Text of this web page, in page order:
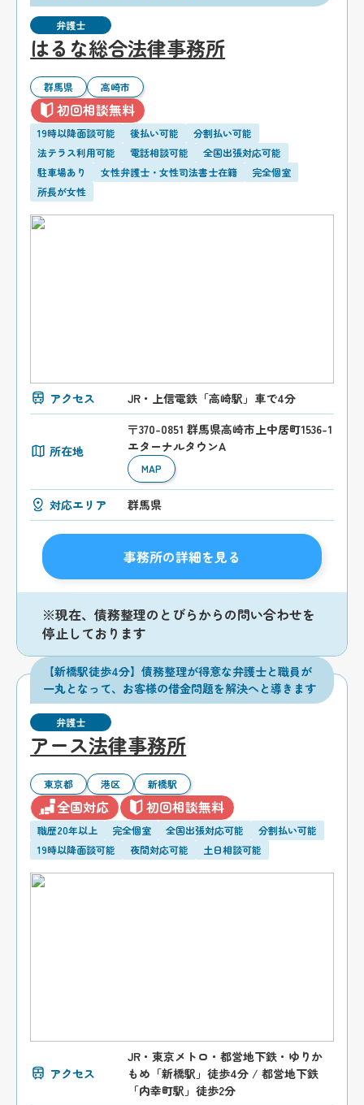
弁護士
はるな総合法律事務所
群馬県 高崎市
初回相談無料
19時以降面談可能 後払い可能
分割払い可能
法テラス利用可能
電話相談可能
全国出張対応可能
駐車場あり
女性弁護士・女性司法書士在籍
完全個室
所長が女性
アクセス JR・上信電鉄「高崎駅」車で4分
所在地
〒370-0851 群馬県高崎市上中居町1536-1
エターナルタウンA
MAP
対応エリア 群馬県
事務所の詳細を見る
※現在、債務整理のとびらからの問い合わせを
停止しております
【新橋駅徒歩4分】債務整理が得意な弁護士と職員が
一丸となって、お客様の借金問題を解決へと導きます
弁護士
アース法律事務所
東京都 港区 新橋駅
全国対応 初回相談無料
職歴20年以上 完全個室 全国出張対応可能
分割払い可能
19時以降面談可能
夜間対応可能 土日相談可能
アクセス
JR・東京メトロ・都営地下鉄・ゆりか
もめ「新橋駅」徒歩4分 / 都営地下鉄
「内幸町駅」徒歩2分